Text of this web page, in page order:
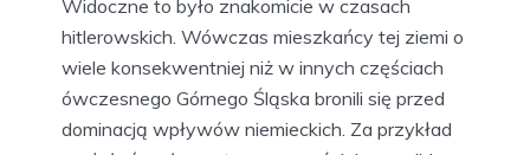
Widoczne to było znakomicie w czasach
hitlerowskich. Wówczas mieszkańcy tej ziemi o
wiele konsekwentniej niż w innych częściach
ówczesnego Górnego Śląska bronili się przed
dominacją wpływów niemieckich. Za przykład